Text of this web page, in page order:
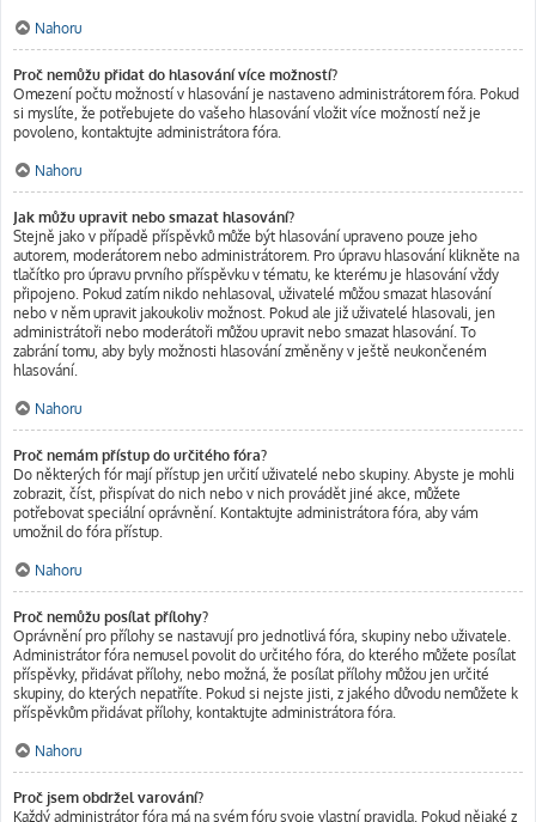
Nahoru
Proč nemůžu přidat do hlasování více možností?
Omezení počtu možností v hlasování je nastaveno administrátorem fóra. Pokud
si myslíte, že potřebujete do vašeho hlasování vložit více možností než je
povoleno, kontaktujte administrátora fóra.
Nahoru
Jak můžu upravit nebo smazat hlasování?
Stejně jako v případě příspěvků může být hlasování upraveno pouze jeho
autorem, moderátorem nebo administrátorem. Pro úpravu hlasování klikněte na
tlačítko pro úpravu prvního příspěvku v tématu, ke kterému je hlasování vždy
připojeno. Pokud zatím nikdo nehlasoval, uživatelé můžou smazat hlasování
nebo v něm upravit jakoukoliv možnost. Pokud ale již uživatelé hlasovali, jen
administrátoři nebo moderátoři můžou upravit nebo smazat hlasování. To
zabrání tomu, aby byly možnosti hlasování změněny v ještě neukončeném
hlasování.
Nahoru
Proč nemám přístup do určitého fóra?
Do některých fór mají přístup jen určití uživatelé nebo skupiny. Abyste je mohli
zobrazit, číst, přispívat do nich nebo v nich provádět jiné akce, můžete
potřebovat speciální oprávnění. Kontaktujte administrátora fóra, aby vám
umožnil do fóra přístup.
Nahoru
Proč nemůžu posílat přílohy?
Oprávnění pro přílohy se nastavují pro jednotlivá fóra, skupiny nebo uživatele.
Administrátor fóra nemusel povolit do určitého fóra, do kterého můžete posílat
příspěvky, přidávat přílohy, nebo možná, že posílat přílohy můžou jen určité
skupiny, do kterých nepatříte. Pokud si nejste jisti, z jakého důvodu nemůžete k
příspěvkům přidávat přílohy, kontaktujte administrátora fóra.
Nahoru
Proč jsem obdržel varování?
Každý administrátor fóra má na svém fóru svoje vlastní pravidla. Pokud nějaké z